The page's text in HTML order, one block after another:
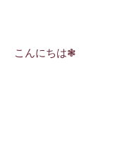
こんにちは❃